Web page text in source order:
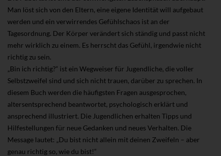
Man löst sich von den Eltern, eine eigene Identität will aufgebaut
werden und ein verwirrendes Gefühlschaos ist an der
Tagesordnung. Der Körper verändert sich ständig und passt nicht
mehr wirklich zu einem. Es herrscht das Gefühl, irgendwie nicht
richtig zu sein.
„Bin ich richtig?“ ist ein Wegweiser für Jugendliche, die voller
Selbstzweifel sind und sich nicht trauen, darüber zu sprechen. In
diesem Buch werden die häufigsten Fragen ausgesprochen,
altersentsprechend beantwortet, psychologisch erklärt und
ansprechend illustriert. Die Jugendlichen erhalten Tipps und
Hilfestellungen für neue Gedanken und neues Verhalten. Die
Message lautet: „Du bist nicht allein mit deinen Zweifeln – aber
genau richtig so, wie du bist!“